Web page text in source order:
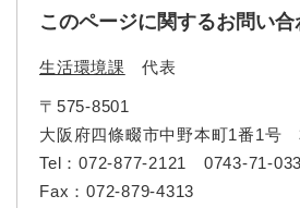
このページに関するお問い合
生活環境課 代表
〒575-8501
大阪府四條畷市中野本町1番1号
Tel：072-877-2121 0743-71-
Fax：072-879-4313